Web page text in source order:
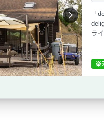
「
ラ
し
へ楽